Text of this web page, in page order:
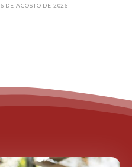
6 DE AGOSTO DE 2026